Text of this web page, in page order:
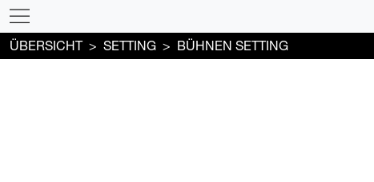
ÜBERSICHT SETTING BÜHNEN SETTING